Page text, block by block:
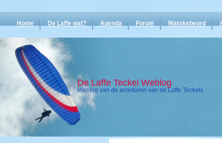
Home De Laffe wat? Agenda Forum Watskebeurd
De Laffe Teckel Weblog
Weblog van de avonturen van de Laffe Teckels.